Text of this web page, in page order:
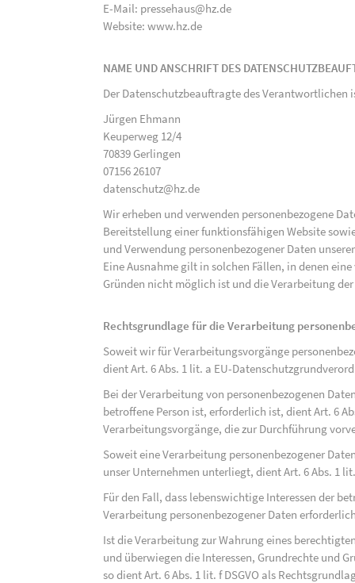
E-Mail: pressehaus@hz.de
Website: www.hz.de
NAME UND ANSCHRIFT DES
Der Datenschutzbeauftragte des Verantwortlichen
Jürgen Ehmann
Keuperweg 12/4
70839 Gerlingen
07156 26107
datenschutz@hz.de
Wir erheben und verwenden personenbezogene
Bereitstellung einer funktionsfähigen Website
und Verwendung personenbezogener Daten
Eine Ausnahme gilt in solchen Fällen, in denen
Gründen nicht möglich ist und die Verarbeitung
Rechtsgrundlage für die Verarbeitung
Soweit wir für Verarbeitungsvorgänge
dient Art. 6 Abs. 1 lit. a EU-
Bei der Verarbeitung von personenbezogenen
betroffene Person ist, erforderlich ist, dient Art. 6
Verarbeitungsvorgänge, die zur Durchführung
Soweit eine Verarbeitung personenbezogener
unser Unternehmen unterliegt, dient Art. 6 Abs. 1
Für den Fall, dass lebenswichtige Interessen der
Verarbeitung personenbezogener Daten
Ist die Verarbeitung zur Wahrung eines
und überwiegen die Interessen, Grundrechte und
so dient Art. 6 Abs. 1 lit. f DSGVO als